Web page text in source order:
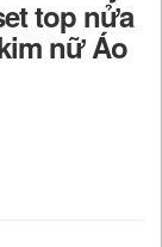
top nửa
nữ Áo